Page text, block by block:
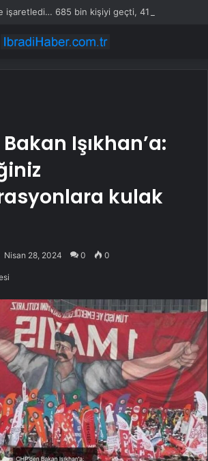
Bakan Işıkhan’a:
kulak
Nisan 28, 2024 0 0